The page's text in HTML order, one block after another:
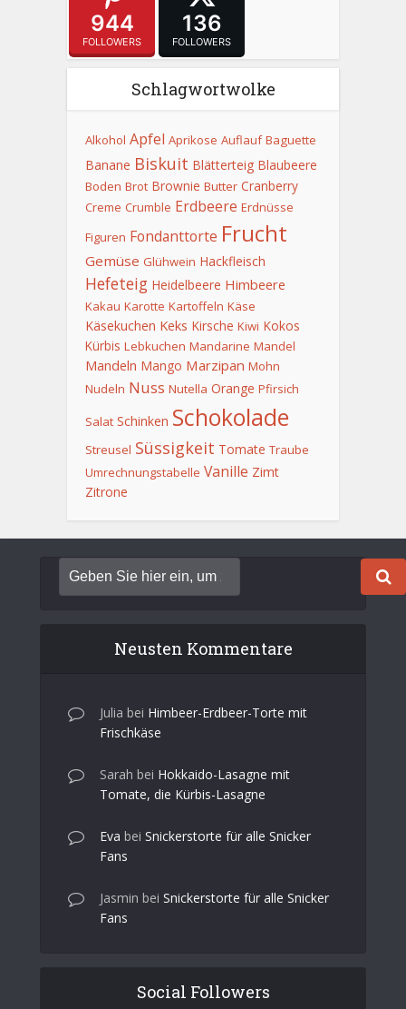
944
FOLLOWERS
136
FOLLOWERS
Schlagwortwolke
Alkohol Apfel Aprikose Auflauf Baguette
Banane Biskuit Blätterteig Blaubeere
Boden Brot Brownie Butter Cranberry
Creme Crumble Erdbeere Erdnüsse
Figuren Fondanttorte Frucht
Gemüse Glühwein Hackfleisch
Hefeteig Heidelbeere Himbeere
Kakau Karotte Kartoffeln Käse
Käsekuchen Keks Kirsche Kiwi Kokos
Kürbis Lebkuchen Mandarine Mandel
Mandeln Mango Marzipan Mohn
Nudeln Nuss Nutella Orange Pfirsich
Salat Schinken Schokolade
Streusel Süssigkeit Tomate Traube
Umrechnungstabelle Vanille Zimt
Zitrone
Neusten Kommentare
Julia bei Himbeer-Erdbeer-Torte mit
Frischkäse
Sarah bei Hokkaido-Lasagne mit
Tomate, die Kürbis-Lasagne
Eva bei Snickerstorte für alle Snicker
Fans
Jasmin bei Snickerstorte für alle Snicker
Fans
Social Followers